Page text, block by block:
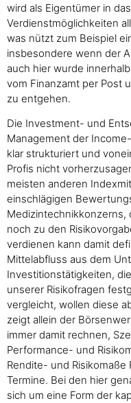
wird als Eigentümer in
Verdienstmöglichkeiten
was nützt zum Beispiel
insbesondere wenn der
auch hier wurde
vom Finanzamt per Post
zu entgehen.
Die Investment- und
Management der
klar strukturiert und
Profis nicht
meisten anderen
einschlägigen
Medizintechnikkonzerns,
noch zu den
verdienen kann damit
Mittelabfluss aus dem
Investitionstätigkeiten,
unserer Risikofragen
vergleicht, wollen diese
zeigt allein der
immer damit rechnen,
Performance- und
Rendite- und
Termine. Bei den hier
sich um eine Form der